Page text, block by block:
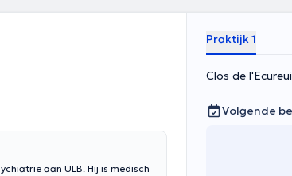
aan ULB. Hij is medisch
Praktijk 1
Clos de
Volgende